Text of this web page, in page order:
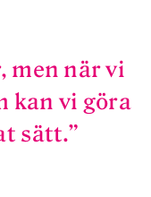
men när vi
kan vi göra
sätt.